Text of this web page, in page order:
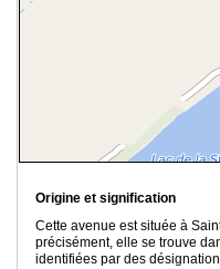
Origine et signification
Cette avenue est située à
précisément, elle se trouve
identifiées par des